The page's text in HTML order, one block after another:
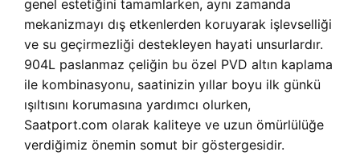
genel estetiğini tamamlarken, aynı zamanda
mekanizmayı dış etkenlerden koruyarak işlevselliği
ve su geçirmezliği destekleyen hayati unsurlardır.
904L paslanmaz çeliğin bu özel PVD altın kaplama
ile kombinasyonu, saatinizin yıllar boyu ilk günkü
ışıltısını korumasına yardımcı olurken,
Saatport.com olarak kaliteye ve uzun ömürlülüğe
verdiğimiz önemin somut bir göstergesidir.